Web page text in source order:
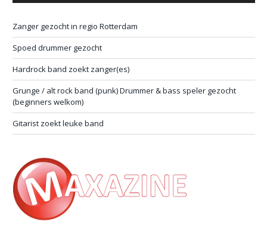
Zanger gezocht in regio Rotterdam
Spoed drummer gezocht
Hardrock band zoekt zanger(es)
Grunge / alt rock band (punk) Drummer & bass speler gezocht
(beginners welkom)
Gitarist zoekt leuke band